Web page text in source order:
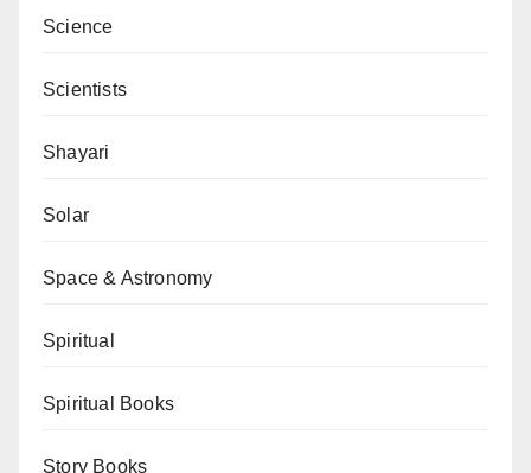
Science
Scientists
Shayari
Solar
Space & Astronomy
Spiritual
Spiritual Books
Story Books